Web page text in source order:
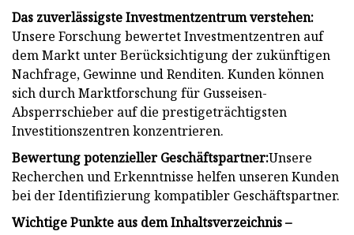
Das zuverlässigste Investmentzentrum verstehen:
Unsere Forschung bewertet Investmentzentren auf
dem Markt unter Berücksichtigung der zukünftigen
Nachfrage, Gewinne und Renditen. Kunden können
sich durch Marktforschung für Gusseisen-
Absperrschieber auf die prestigeträchtigsten
Investitionszentren konzentrieren.
Bewertung potenzieller Geschäftspartner:Unsere
Recherchen und Erkenntnisse helfen unseren Kunden
bei der Identifizierung kompatibler Geschäftspartner.
Wichtige Punkte aus dem Inhaltsverzeichnis –